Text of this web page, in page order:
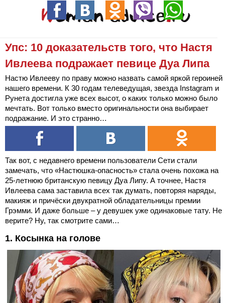
Упс: 10 доказательств того, что Настя
Ивлеева подражает певице Дуа Липа
Настю Ивлееву по праву можно назвать самой яркой героиней
нашего времени. К 30 годам телеведущая, звезда Instagram и
Рунета достигла уже всех высот, о каких только можно было
мечтать. Вот только вместо оригинальности она выбирает
подражание. И это странно…
Так вот, с недавнего времени пользователи Сети стали
замечать, что «Настюшка-опасность» стала очень похожа на
25-летнюю британскую певицу Дуа Липу. А точнее, Настя
Ивлеева сама заставила всех так думать, повторяя наряды,
макияж и причёски двукратной обладательницы премии
Грэмми. И даже больше – у девушек уже одинаковые тату. Не
верите? Ну, так смотрите сами…
1. Косынка на голове